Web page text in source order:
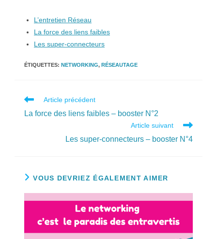
L’entretien Réseau
La force des liens faibles
Les super-connecteurs
ÉTIQUETTES: NETWORKING, RÉSEAUTAGE
Read
articles
Article précédent
La force des liens faibles – booster N°2
Article suivant
Les super-connecteurs – booster N°4
VOUS DEVRIEZ ÉGALEMENT AIMER